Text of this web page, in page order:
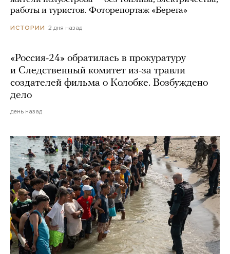
работы и туристов. Фоторепортаж «Берега»
ИСТОРИИ 2 дня назад
«Россия-24» обратилась в прокуратуру
и Следственный комитет из-за травли
создателей фильма о Колобке. Возбуждено
дело
день назад